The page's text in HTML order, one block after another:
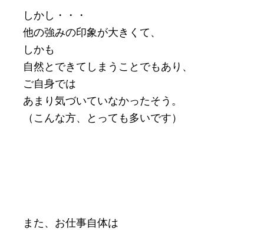
しかし・・・
他の強みの印象が大きくて、
しかも
自然とできてしまうことでもあり、
ご自身では
あまり気づいていなかったそう。
（こんな方、とっても多いです）
また、お仕事自体は